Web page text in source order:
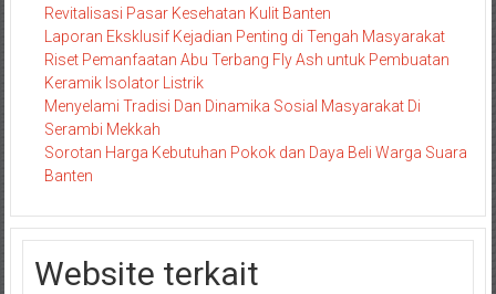
Revitalisasi Pasar Kesehatan Kulit Banten
Laporan Eksklusif Kejadian Penting di Tengah Masyarakat
Riset Pemanfaatan Abu Terbang Fly Ash untuk Pembuatan
Keramik Isolator Listrik
Menyelami Tradisi Dan Dinamika Sosial Masyarakat Di
Serambi Mekkah
Sorotan Harga Kebutuhan Pokok dan Daya Beli Warga Suara
Banten
Website terkait